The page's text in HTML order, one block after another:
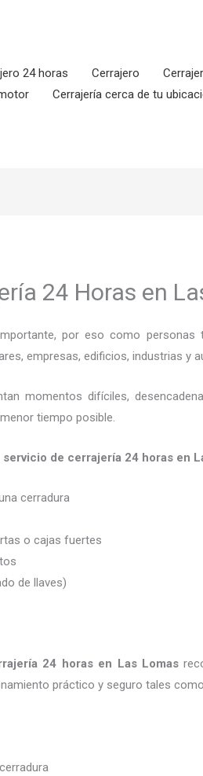
24 horas Cerrajero
Cerrajería cerca de tu
24 Horas en
por eso como
empresas, edificios, industrias y
momentos difíciles,
tiempo posible.
servicio de cerrajería 24 horas en
cerradura
o cajas fuertes
de llaves)
24 horasen Las Lomas
práctico y seguro tales